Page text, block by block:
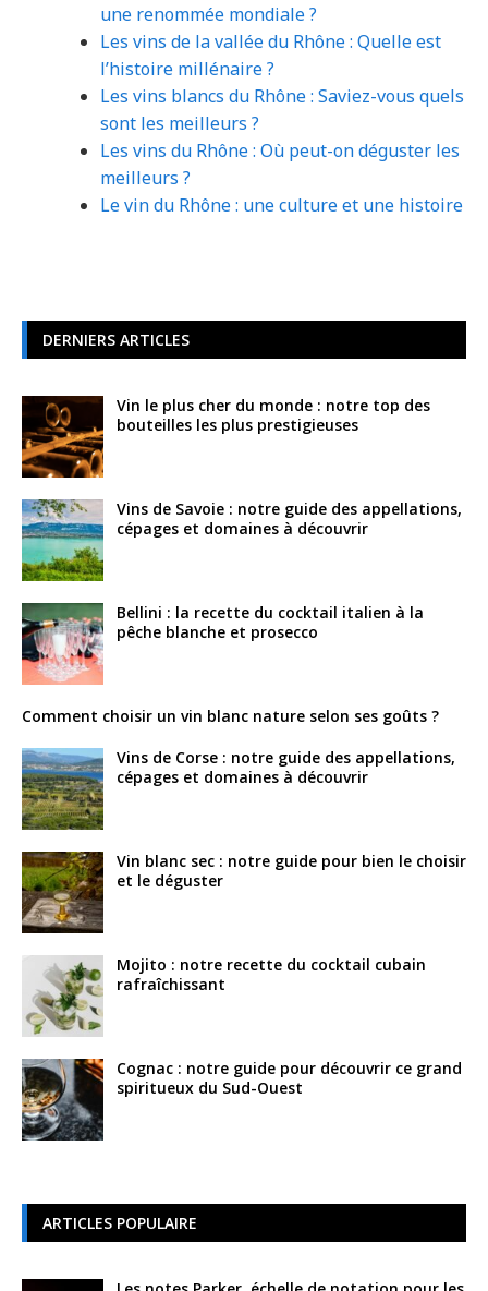
une renommée mondiale ?
Les vins de la vallée du Rhône : Quelle est
l’histoire millénaire ?
Les vins blancs du Rhône : Saviez-vous quels
sont les meilleurs ?
Les vins du Rhône : Où peut-on déguster les
meilleurs ?
Le vin du Rhône : une culture et une histoire
DERNIERS ARTICLES
Vin le plus cher du monde : notre top des
bouteilles les plus prestigieuses
Vins de Savoie : notre guide des appellations,
cépages et domaines à découvrir
Bellini : la recette du cocktail italien à la
pêche blanche et prosecco
Comment choisir un vin blanc nature selon ses goûts ?
Vins de Corse : notre guide des appellations,
cépages et domaines à découvrir
Vin blanc sec : notre guide pour bien le choisir
et le déguster
Mojito : notre recette du cocktail cubain
rafraîchissant
Cognac : notre guide pour découvrir ce grand
spiritueux du Sud-Ouest
ARTICLES POPULAIRE